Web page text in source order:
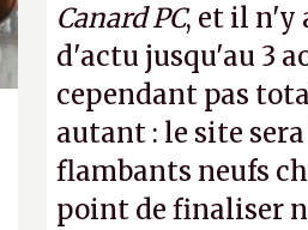
Canard PC, et il n'y
d'actu jusqu'au 3
cependant pas
autant : le site
flambants neufs
point de finaliser